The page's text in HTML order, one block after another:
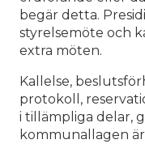
begär detta.
styrelsemöte och
extra möten.
Kallelse,
protokoll,
i tillämpliga delar,
kommunallagen